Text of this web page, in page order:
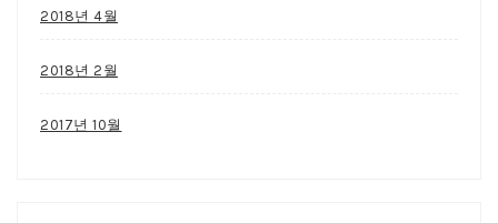
2018년 4월
2018년 2월
2017년 10월